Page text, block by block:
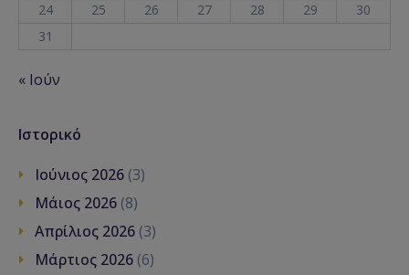
24
25 26 27 28 29
30
31
« Ιούν
Ιστορικό
Ιούνιος 2026 (3)
Μάιος 2026 (8)
Απρίλιος 2026 (3)
Μάρτιος 2026 (6)